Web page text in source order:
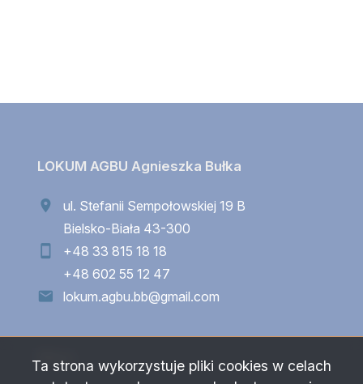
LOKUM AGBU Agnieszka Bułka
ul. Stefanii Sempołowskiej 19 B
Bielsko-Biała 43-300
+48 33 815 18 18
+48 602 55 12 47
lokum.agbu.bb@gmail.com
Menu
Ta strona wykorzystuje pliki cookies w celach